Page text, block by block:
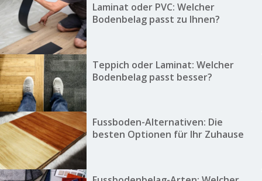
Laminat oder PVC: Welcher
Bodenbelag passt zu Ihnen?
Teppich oder Laminat: Welcher
Bodenbelag passt besser?
Fussboden-Alternativen: Die
besten Optionen für Ihr Zuhause